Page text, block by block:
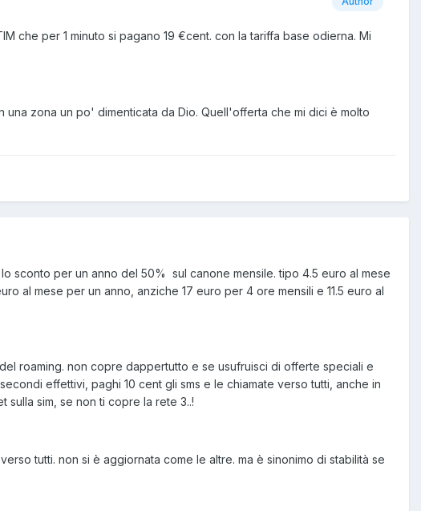
che per 1 minuto si pagano 19 €cent. con la tariffa base odierna. Mi
zona un po' dimenticata da Dio. Quell'offerta che mi dici è molto
sconto per un anno del 50% sul canone mensile. tipo 4.5 euro al mese
al mese per un anno, anziche 17 euro per 4 ore mensili e 11.5 euro al
roaming. non copre dappertutto e se usufruisci di offerte speciali e
effettivi, paghi 10 cent gli sms e le chiamate verso tutti, anche in
sulla sim, se non ti copre la rete 3..!
tutti. non si è aggiornata come le altre. ma è sinonimo di stabilità se